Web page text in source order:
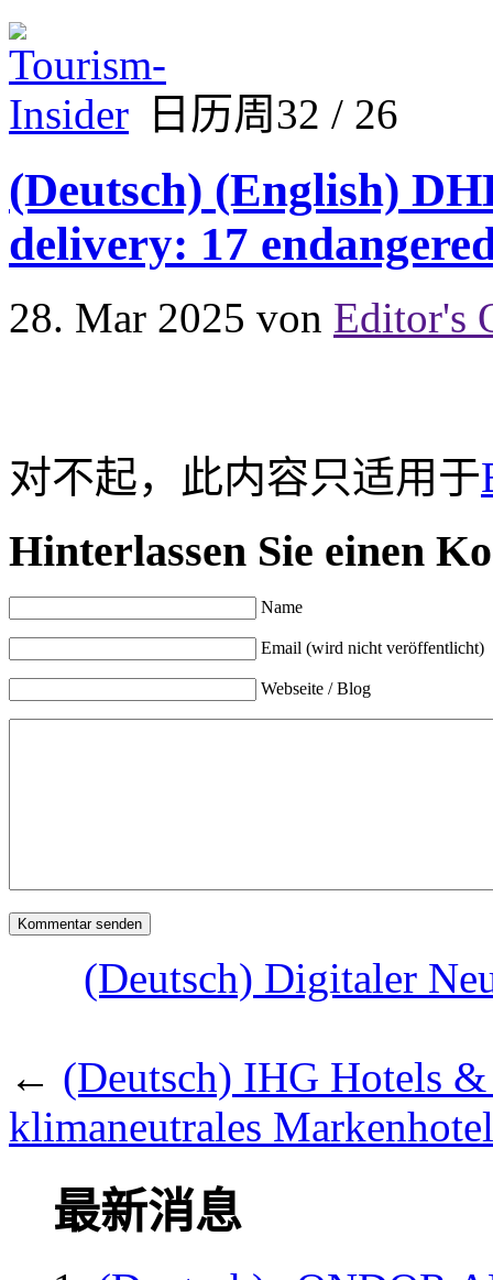
日历周32 / 26
(Deutsch) (English)
delivery: 17
28. Mar 2025 von Editor's
对不起，此内容只适用于
Hinterlassen Sie einen
Name
Email (wird nicht veröffentlicht)
Webseite / Blog
(Deutsch) Digitaler
← (Deutsch) IHG Hotels &
klimaneutrales
最新消息